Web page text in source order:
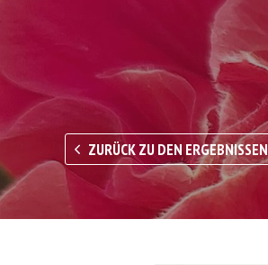
ZURÜCK ZU DEN ERGEBNISSEN